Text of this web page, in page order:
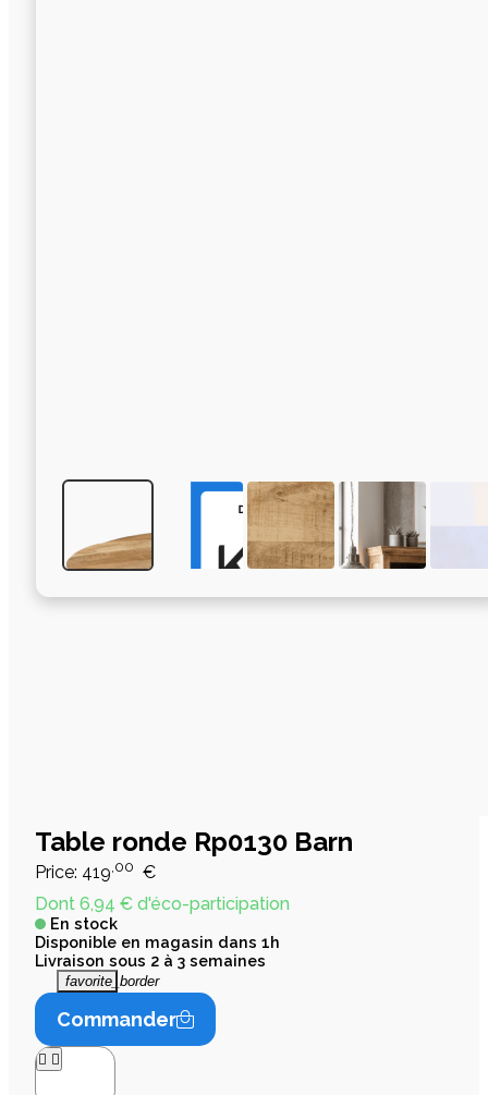
Table ronde Rp0130 Barn
Price: 419 ,00 €
Dont 6,94 € d'éco-participation
En stock
Disponible en magasin dans 1h
Livraison sous 2 à 3 semaines
favorite_border
Commander
 